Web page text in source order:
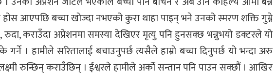
आएपछि बच्चा खोज्दा नभएको कुरा थाहा पाइन् भने उनको स्मरण शक्ति गुम्ने
कराउँदा अप्रेशनमा समस्या देखिएर मृत्यु पनि हुनसक्छ भन्नुभयो डक्टरले यो
गर्ने । हामीले सरितालाई बचाउनुपर्छ त्यसैले हाम्रो बच्चा दिनुपर्छ यो भन्दा अरु
रुन्छिन् कराउँछिन् । ईश्वरले हामीले अर्को सन्तान पनि पाउन सक्छौं । आखिर